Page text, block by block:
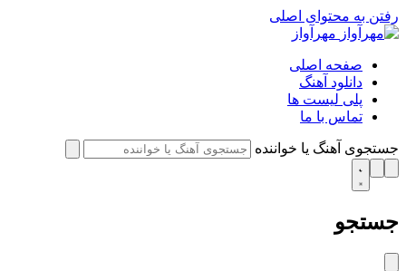
رفتن به محتوای اصلی
مهرآواز
صفحه اصلی
دانلود آهنگ
پلی لیست ها
تماس با ما
جستجوی آهنگ یا خواننده
جستجو